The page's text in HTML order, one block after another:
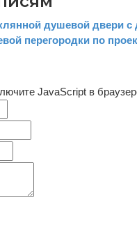
душевой двери
перегородки по
JavaScript в